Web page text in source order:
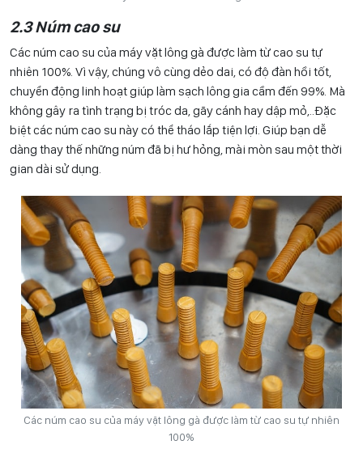
2.3 Núm cao su
Các núm cao su của máy vặt lông gà được làm từ cao su tự
nhiên 100%. Vì vậy, chúng vô cùng dẻo dai, có độ đàn hồi tốt,
chuyển động linh hoạt giúp làm sạch lông gia cầm đến 99%. Mà
không gây ra tình trạng bị tróc da, gãy cánh hay dập mỏ,..Đặc
biệt các núm cao su này có thể tháo lắp tiện lợi. Giúp bạn dễ
dàng thay thế những núm đã bị hư hỏng, mài mòn sau một thời
gian dài sử dụng.
Các núm cao su của máy vặt lông gà được làm từ cao su tự nhiên
100%